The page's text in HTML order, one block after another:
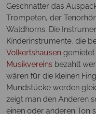
Geschnatter das
Trompeten, der
Waldhorns. Die
Kinderinstrumente, die
Volkertshausen
Musikvereins bezahlt
wären für die kleinen
Mundstücke werden
zeigt man den Anderen
einen oder anderen Ton